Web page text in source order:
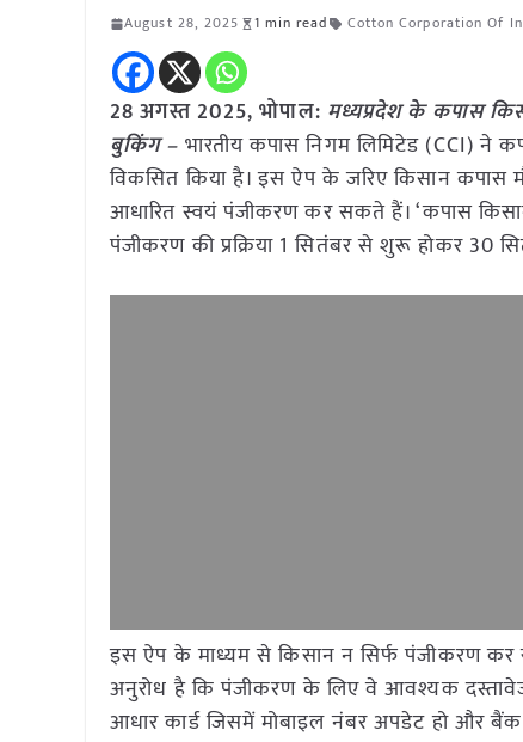
August 28, 2025 1 min read Cotton Corporation Of
28 अगस्त 2025, भोपाल: मध्यप्रदेश के कपास
बुकिंग – भारतीय कपास निगम लिमिटेड (CCI) ने
विकसित किया है। इस ऐप के जरिए किसान
आधारित स्वयं पंजीकरण कर सकते हैं। ‘कपास
पंजीकरण की प्रक्रिया 1 सितंबर से शुरू होकर 30
इस ऐप के माध्यम से किसान न सिर्फ पंजीकरण
अनुरोध है कि पंजीकरण के लिए वे आवश्यक दस्तावेज
आधार कार्ड जिसमें मोबाइल नंबर अपडेट हो और